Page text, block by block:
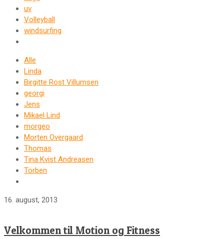
uv
Volleyball
windsurfing
Alle
Linda
Birgitte Rost Villumsen
georgi
Jens
Mikael Lind
morgeo
Morten Overgaard
Thomas
Tina Kvist Andreasen
Torben
16. august, 2013
Velkommen til Motion og Fitness